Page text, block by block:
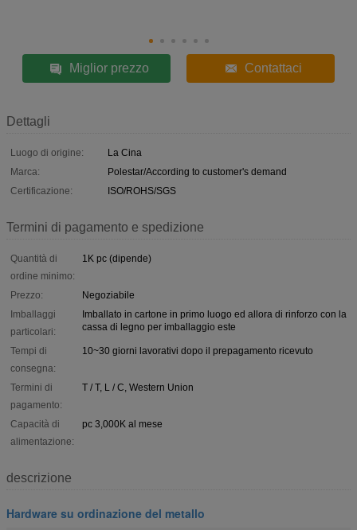
Miglior prezzo Contattaci
Dettagli
Luogo di origine:
La Cina
Marca:
Polestar/According to customer's demand
Certificazione:
ISO/ROHS/SGS
Termini di pagamento e spedizione
Quantità di
ordine minimo:
1K pc (dipende)
Prezzo:
Negoziabile
Imballaggi
particolari:
Imballato in cartone in primo luogo ed allora di rinforzo con la
cassa di legno per imballaggio este
Tempi di
consegna:
10~30 giorni lavorativi dopo il prepagamento ricevuto
Termini di
pagamento:
T / T, L / C, Western Union
Capacità di
alimentazione:
pc 3,000K al mese
descrizione
Hardware su ordinazione del metallo